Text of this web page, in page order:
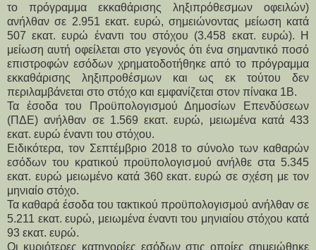
το πρόγραμμα εκκαθάρισης ληξιπρόθεσμων οφειλών)
ανήλθαν σε 2.951 εκατ. ευρώ, σημειώνοντας μείωση κατά
507 εκατ. ευρώ έναντι του στόχου (3.458 εκατ. ευρώ). Η
μείωση αυτή οφείλεται στο γεγονός ότι ένα σημαντικό ποσό
επιστροφών εσόδων χρηματοδοτήθηκε από το πρόγραμμα
εκκαθάρισης ληξιπροθέσμων και ως εκ τούτου δεν
περιλαμβάνεται στο στόχο και εμφανίζεται στον πίνακα 1Β.
Τα έσοδα του Προϋπολογισμού Δημοσίων Επενδύσεων
(ΠΔΕ) ανήλθαν σε 1.569 εκατ. ευρώ, μειωμένα κατά 433
εκατ. ευρώ έναντι του στόχου.
Ειδικότερα, τον Σεπτέμβριο 2018 το σύνολο των καθαρών
εσόδων του κρατικού προϋπολογισμού ανήλθε στα 5.345
εκατ. ευρώ μειωμένο κατά 360 εκατ. ευρώ σε σχέση με τον
μηνιαίο στόχο.
Τα καθαρά έσοδα του τακτικού προϋπολογισμού ανήλθαν σε
5.211 εκατ. ευρώ, μειωμένα έναντι του μηνιαίου στόχου κατά
93 εκατ. ευρώ.
Οι κυριότερες κατηγορίες εσόδων στις οποίες σημειώθηκε